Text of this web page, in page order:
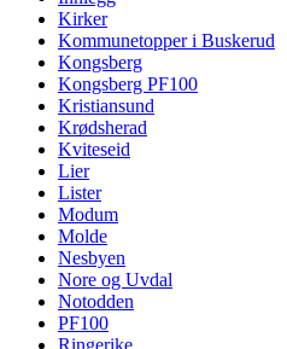
Kirker
Kommunetopper i Buskerud
Kongsberg
Kongsberg PF100
Kristiansund
Krødsherad
Kviteseid
Lier
Lister
Modum
Molde
Nesbyen
Nore og Uvdal
Notodden
PF100
Ringerike